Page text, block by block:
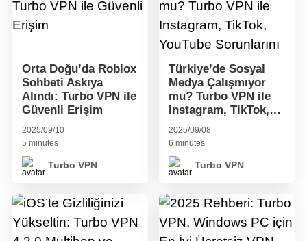
2025/09/10
5 minutes
Turbo VPN
Orta Doğu’da Roblox
Sohbeti Askıya
Alındı: Turbo VPN ile
Güvenli Erişim
2025/09/08
6 minutes
Turbo VPN
Türkiye’de Sosyal
Medya Çalışmıyor
mu? Turbo VPN ile
Instagram, TikTok,
Çözün